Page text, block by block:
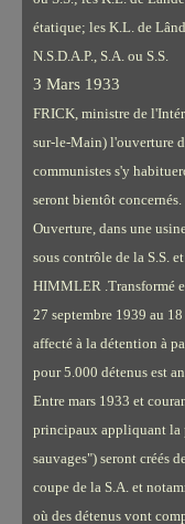
étatique; les K.L. de
N.S.D.A.P., S.A. ou S.S.
3 Mars 1933
FRICK, ministre de
sur-le-Main) l'ouverture
communistes s'y
seront bientôt concernés.
Ouverture, dans une
sous contrôle de la S.S.
HIMMLER .Transformé
27 septembre 1939 au
affecté à la détention à
pour 5.000 détenus est
Entre mars 1933 et
principaux appliquant la
sauvages") seront créés
coupe de la S.A. et
où des détenus vont